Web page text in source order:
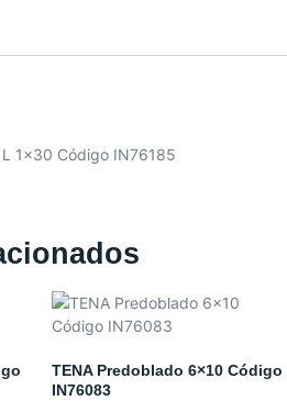
1×30 Código IN76185
TENA Predoblado 6×10 Código
IN76083